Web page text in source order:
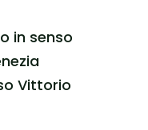
in senso
Vittorio